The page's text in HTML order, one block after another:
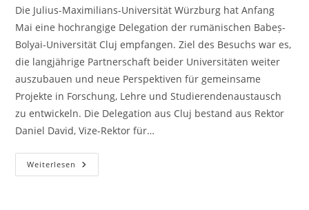
Die Julius-Maximilians-Universität Würzburg hat Anfang
Mai eine hochrangige Delegation der rumänischen Babeș-
Bolyai-Universität Cluj empfangen. Ziel des Besuchs war es,
die langjährige Partnerschaft beider Universitäten weiter
auszubauen und neue Perspektiven für gemeinsame
Projekte in Forschung, Lehre und Studierendenaustausch
zu entwickeln. Die Delegation aus Cluj bestand aus Rektor
Daniel David, Vize-Rektor für…
Weiterlesen Fast
30